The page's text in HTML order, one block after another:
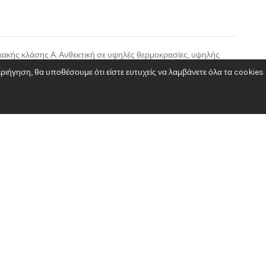
κλάσης Α. Ανθεκτική σε υψηλές θερμοκρασίες, υψηλής
θα υποθέσουμε ότι είστε ευτυχείς να λαμβάνετε όλα τα cookies